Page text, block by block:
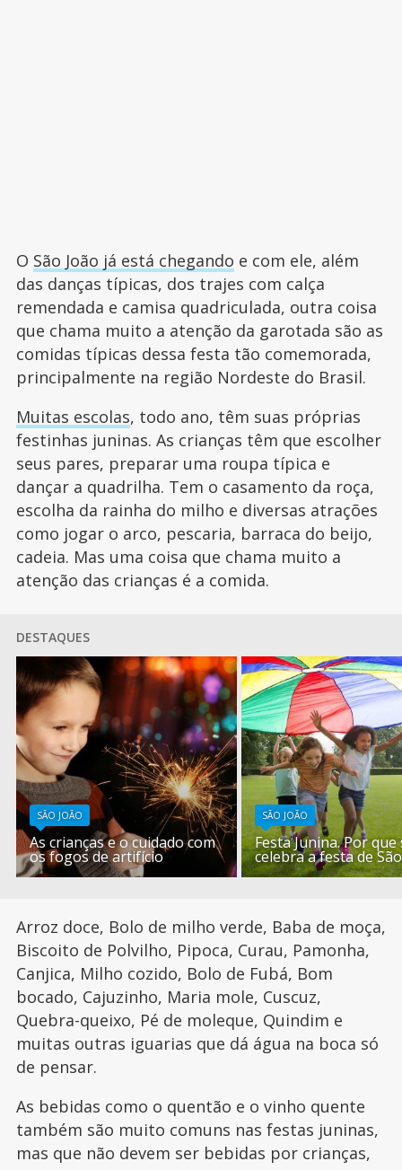
O São João já está chegando e com ele, além
das danças típicas, dos trajes com calça
remendada e camisa quadriculada, outra coisa
que chama muito a atenção da garotada são as
comidas típicas dessa festa tão comemorada,
principalmente na região Nordeste do Brasil.
Muitas escolas, todo ano, têm suas próprias
festinhas juninas. As crianças têm que escolher
seus pares, preparar uma roupa típica e
dançar a quadrilha. Tem o casamento da roça,
escolha da rainha do milho e diversas atrações
como jogar o arco, pescaria, barraca do beijo,
cadeia. Mas uma coisa que chama muito a
atenção das crianças é a comida.
DESTAQUES
SÃO JOÃO
As crianças e o cuidado com
os fogos de artifício
SÃO JOÃO
Festa Junina. Por que
celebra a festa de
Arroz doce, Bolo de milho verde, Baba de moça,
Biscoito de Polvilho, Pipoca, Curau, Pamonha,
Canjica, Milho cozido, Bolo de Fubá, Bom
bocado, Cajuzinho, Maria mole, Cuscuz,
Quebra-queixo, Pé de moleque, Quindim e
muitas outras iguarias que dá água na boca só
de pensar.
As bebidas como o quentão e o vinho quente
também são muito comuns nas festas juninas,
mas que não devem ser bebidas por crianças,